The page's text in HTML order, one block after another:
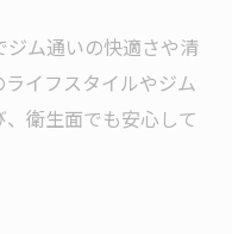
ジム通いの快適さや清
イフスタイルやジム
衛生面でも安心して